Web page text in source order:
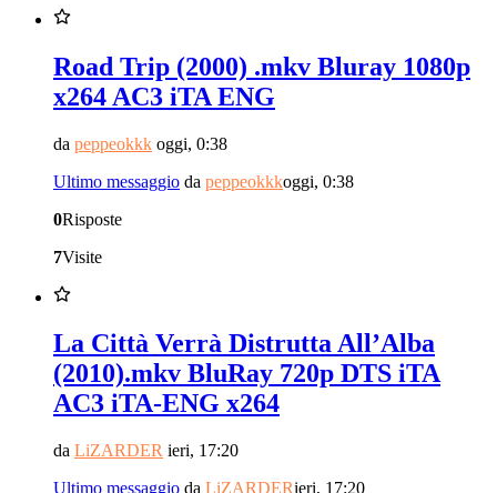
Road Trip (2000) .mkv Bluray 1080p
x264 AC3 iTA ENG
da peppeokkk oggi, 0:38
Ultimo messaggio da peppeokkkoggi, 0:38
0Risposte
7Visite
La Città Verrà Distrutta All’Alba
(2010).mkv BluRay 720p DTS iTA
AC3 iTA-ENG x264
da LiZARDER ieri, 17:20
Ultimo messaggio da LiZARDERieri, 17:20